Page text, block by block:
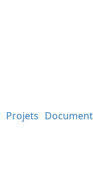
Projets